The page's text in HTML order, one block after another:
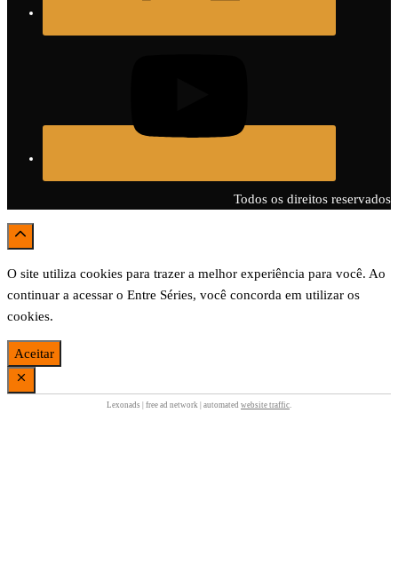
Todos os direitos reservados
O site utiliza cookies para trazer a melhor experiência para você. Ao
continuar a acessar o Entre Séries, você concorda em utilizar os
cookies.
Aceitar
Lexonads | free ad network | automated website traffic